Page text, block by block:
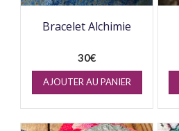
Bracelet Alchimie
30€
AJOUTER AU PANIER